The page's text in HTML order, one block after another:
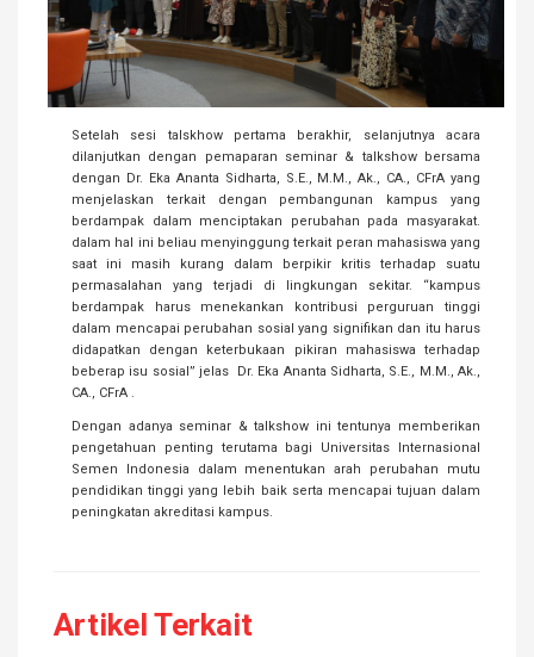
Setelah sesi talskhow pertama berakhir, selanjutnya acara
dilanjutkan dengan pemaparan seminar & talkshow bersama
dengan Dr. Eka Ananta Sidharta, S.E., M.M., Ak., CA., CFrA yang
menjelaskan terkait dengan pembangunan kampus yang
berdampak dalam menciptakan perubahan pada masyarakat.
dalam hal ini beliau menyinggung terkait peran mahasiswa yang
saat ini masih kurang dalam berpikir kritis terhadap suatu
permasalahan yang terjadi di lingkungan sekitar. “kampus
berdampak harus menekankan kontribusi perguruan tinggi
dalam mencapai perubahan sosial yang signifikan dan itu harus
didapatkan dengan keterbukaan pikiran mahasiswa terhadap
beberap isu sosial” jelas Dr. Eka Ananta Sidharta, S.E., M.M., Ak.,
CA., CFrA .
Dengan adanya seminar & talkshow ini tentunya memberikan
pengetahuan penting terutama bagi Universitas Internasional
Semen Indonesia dalam menentukan arah perubahan mutu
pendidikan tinggi yang lebih baik serta mencapai tujuan dalam
peningkatan akreditasi kampus.
Artikel Terkait